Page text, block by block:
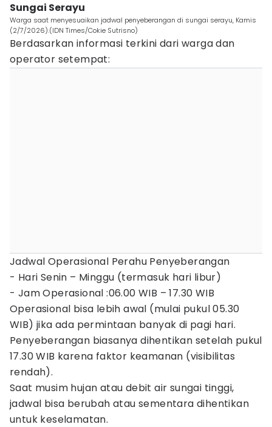
Sungai Serayu
Warga saat menyesuaikan jadwal penyeberangan di sungai serayu, Kamis
(2/7/2026).(IDN Times/Cokie Sutrisno)
Berdasarkan informasi terkini dari warga dan
operator setempat:
Jadwal Operasional Perahu Penyeberangan
- Hari Senin – Minggu (termasuk hari libur)
- Jam Operasional :06.00 WIB – 17.30 WIB
Operasional bisa lebih awal (mulai pukul 05.30
WIB) jika ada permintaan banyak di pagi hari.
Penyeberangan biasanya dihentikan setelah pukul
17.30 WIB karena faktor keamanan (visibilitas
rendah).
Saat musim hujan atau debit air sungai tinggi,
jadwal bisa berubah atau sementara dihentikan
untuk keselamatan.